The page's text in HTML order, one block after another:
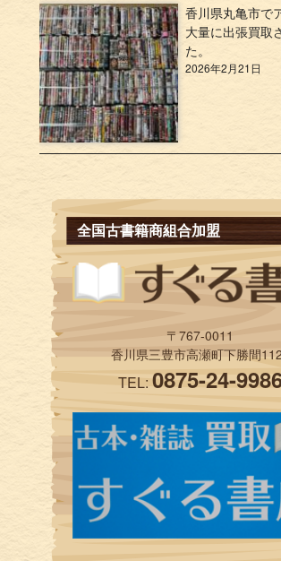
香川県丸亀市で
大量に出張買取
た。
2026年2月21日
全国古書籍商組合加盟
〒767-0011
香川県三豊市高瀬町下勝間
TEL:0875-24-